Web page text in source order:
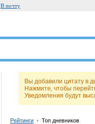
В почту
Вы добавили цитату в
Нажмите, чтобы
Уведомления будут
Рейтинги • Топ дневников